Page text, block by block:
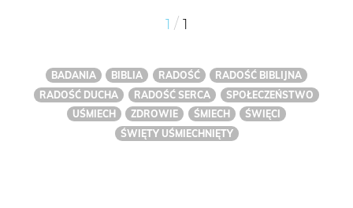
1 / 1
BADANIA BIBLIA RADOŚĆ
RADOŚĆ BIBLIJNA
RADOŚĆ DUCHA
RADOŚĆ SERCA
SPOŁECZEŃSTWO
UŚMIECH
ZDROWIE ŚMIECH
ŚWIĘCI
ŚWIĘTY UŚMIECHNIĘTY